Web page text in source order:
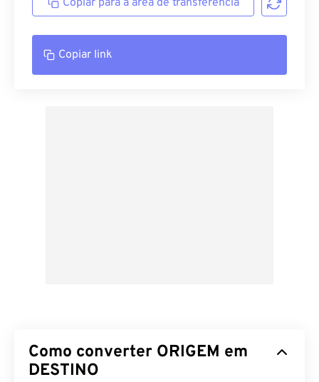
Copiar para a área de transferência
Copiar link
Como converter ORIGEM em
DESTINO